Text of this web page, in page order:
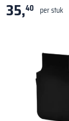
35,40 per stuk